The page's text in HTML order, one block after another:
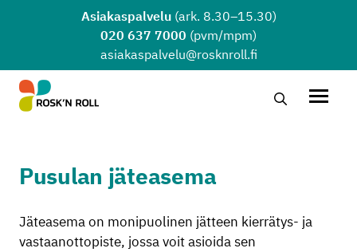
Siirry sisältöönAsiakaspalvelu(ark. 8.30–15.30)
020 637 7000 (pvm/mpm)
asiakaspalvelu@rosknroll.fi
Hae…Avaa
Pusulan jäteasema
Jäteasema on monipuolinen jätteen kierrätys- ja
vastaanottopiste, jossa voit asioida sen